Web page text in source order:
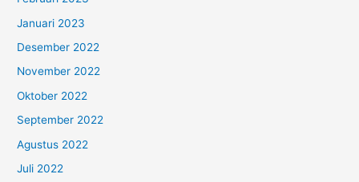
Januari 2023
Desember 2022
November 2022
Oktober 2022
September 2022
Agustus 2022
Juli 2022